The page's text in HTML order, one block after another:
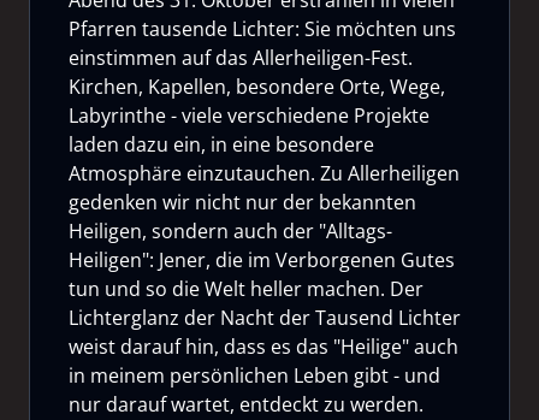
Pfarren tausende Lichter: Sie möchten uns
einstimmen auf das Allerheiligen-Fest.
Kirchen, Kapellen, besondere Orte, Wege,
Labyrinthe - viele verschiedene Projekte
laden dazu ein, in eine besondere
Atmosphäre einzutauchen. Zu Allerheiligen
gedenken wir nicht nur der bekannten
Heiligen, sondern auch der "Alltags-
Heiligen": Jener, die im Verborgenen Gutes
tun und so die Welt heller machen. Der
Lichterglanz der Nacht der Tausend Lichter
weist darauf hin, dass es das "Heilige" auch
in meinem persönlichen Leben gibt - und
nur darauf wartet, entdeckt zu werden.